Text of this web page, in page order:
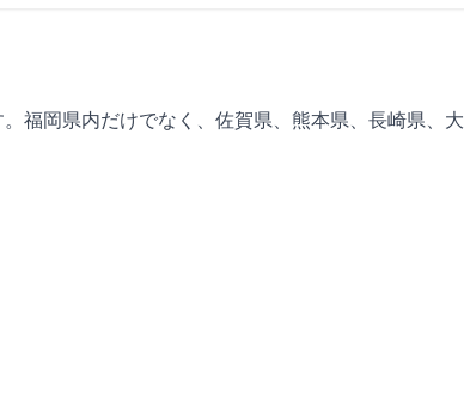
福岡県内だけでなく、佐賀県、熊本県、長崎県、